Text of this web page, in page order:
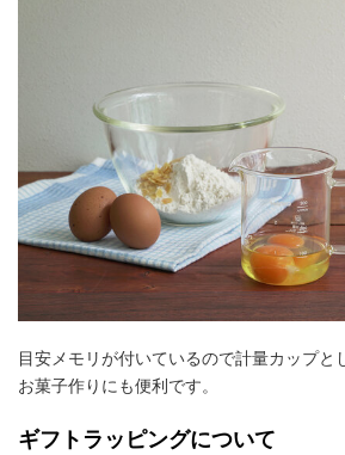
目安メモリが付いているので計量カップと
お菓子作りにも便利です。
ギフトラッピングについて